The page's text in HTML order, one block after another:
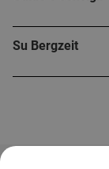
Su Bergzeit